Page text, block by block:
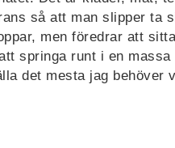
så att man slipper ta
men föredrar att
springa runt i en
det mesta jag behöver